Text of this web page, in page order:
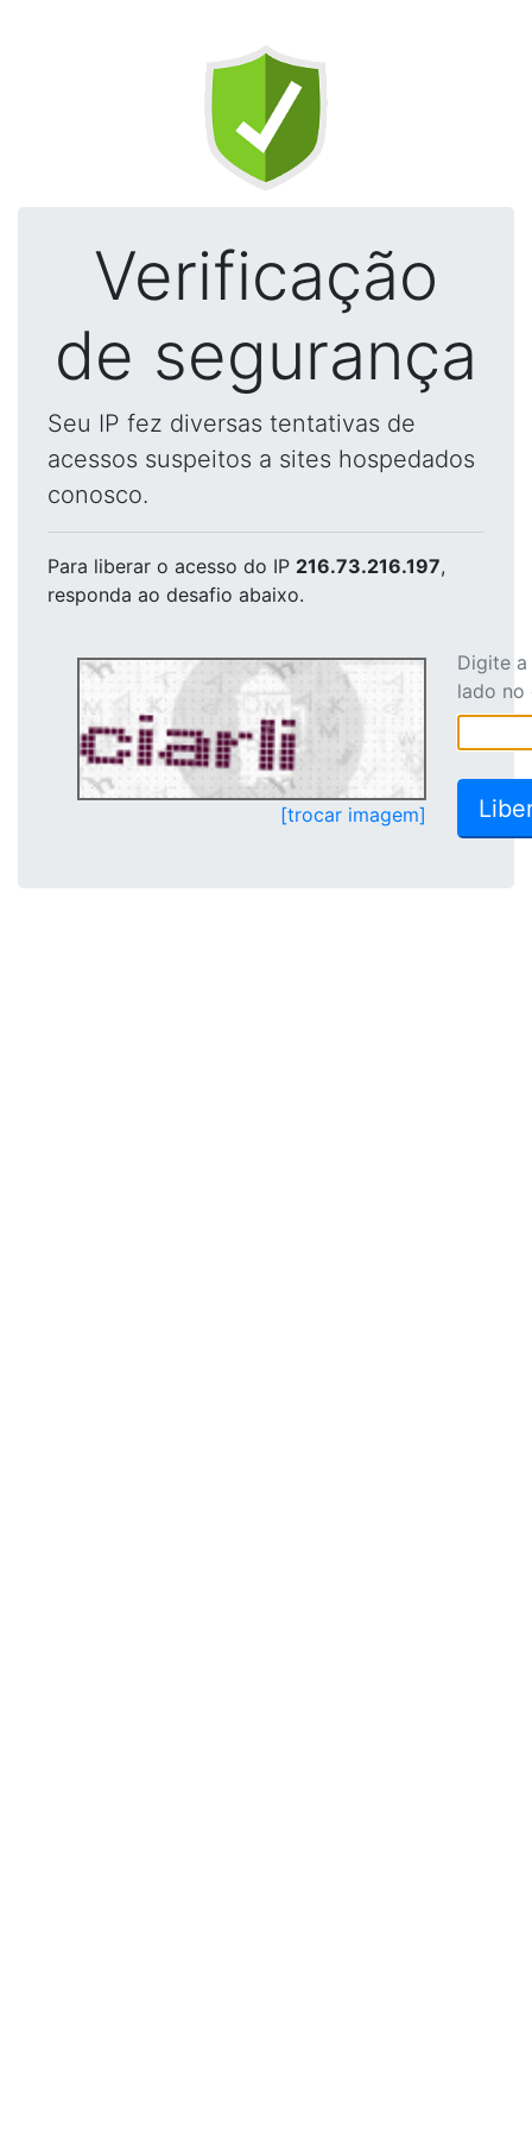
Verificação
de segurança
Seu IP fez diversas tentativas de
acessos suspeitos a sites hospedados
conosco.
Para liberar o acesso do IP 216.73.216.197,
responda ao desafio abaixo.
[trocar imagem]
Digite
lado no